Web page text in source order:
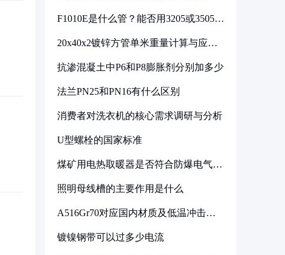
F1010E是什么管？能否用3205或3505代
20x40x2镀锌方管单米重量计算与应用
抗渗混凝土中P6和P8膨胀剂分别加多少
法兰PN25和PN16有什么区别
消费者对洗衣机的核心需求调研与分析
U型螺栓的国家标准
煤矿用电热取暖器是否符合防爆电气设
照明母线槽的主要作用是什么
A516Gr70对应国内材质及低温冲击要
镀镍钢带可以过多少电流